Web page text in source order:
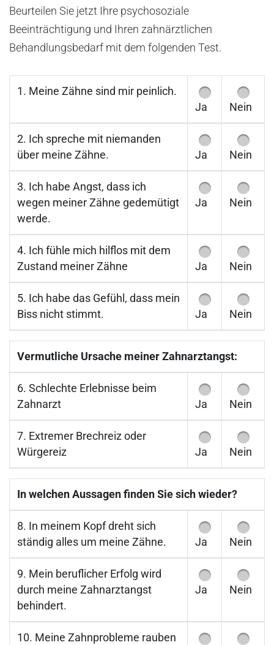
Beurteilen Sie jetzt Ihre psychosoziale
Beeinträchtigung und Ihren zahnärztlichen
Behandlungsbedarf mit dem folgenden Test.
1. Meine Zähne sind mir peinlich.
Ja
Nein
2. Ich spreche mit niemanden
über meine Zähne.
Ja Nein
3. Ich habe Angst, dass ich
wegen meiner Zähne gedemütigt
werde.
Ja Nein
4. Ich fühle mich hilflos mit dem
Zustand meiner Zähne
Ja Nein
5. Ich habe das Gefühl, dass mein
Biss nicht stimmt.
Ja Nein
Vermutliche Ursache meiner Zahnarztangst:
6. Schlechte Erlebnisse beim
Zahnarzt
Ja Nein
7. Extremer Brechreiz oder
Würgereiz
Ja Nein
In welchen Aussagen finden Sie sich wieder?
8. In meinem Kopf dreht sich
ständig alles um meine Zähne.
Ja Nein
9. Mein beruflicher Erfolg wird
durch meine Zahnarztangst
behindert.
Ja Nein
10. Meine Zahnprobleme rauben